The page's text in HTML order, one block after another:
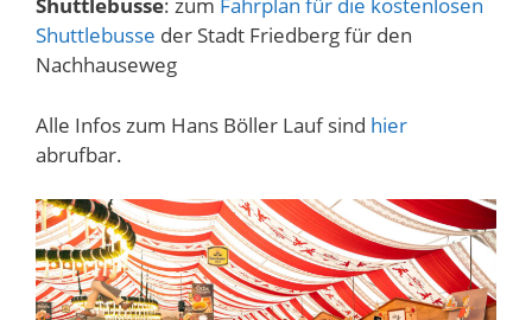
Shuttlebusse: zum Fahrplan für die kostenlosen
Shuttlebusse der Stadt Friedberg für den
Nachhauseweg
Alle Infos zum Hans Böller Lauf sind hier
abrufbar.